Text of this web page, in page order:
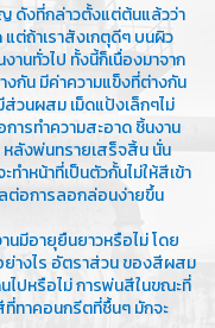
ดังที่กล่าวตั้งแต่ต้นแล้วว่า
ต่ถ้าเราสังเกตุดีๆ บนผิว
านทั่วไป ทั้งนี้ก็เนื่องมาจาก
กัน มีค่าความแข็งที่ต่างกัน
วนผสม เม็ดแป้งเล็กๆไม่
ารทำความสะอาด ชิ้นงาน
ลังพ่นทรายเสร็จสิ้น นั่น
ำหน้าที่เป็นตัวกั้นไม่ให้สีเข้า
ลต่อการลอกล่อนง่ายขึ้น
นมีอายุยืนยาวหรือไม่ โดย
ย่างไร อัตราส่วน ของสีผสม
ไปหรือไม่ การพ่นสีในขณะที่
ที่ทาคอนกรีตที่ชื้นๆ มักจะ